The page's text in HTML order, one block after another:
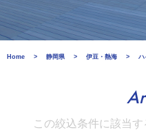
Home 静岡県 伊豆・熱海 ハ
この絞込条件に該当